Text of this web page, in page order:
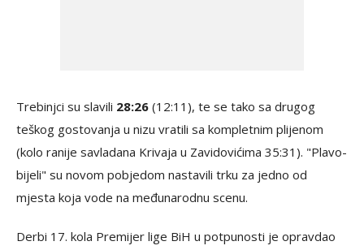
Trebinjci su slavili 28:26 (12:11), te se tako sa drugog
teškog gostovanja u nizu vratili sa kompletnim plijenom
(kolo ranije savladana Krivaja u Zavidovićima 35:31). "Plavo-
bijeli" su novom pobjedom nastavili trku za jedno od
mjesta koja vode na međunarodnu scenu.
Derbi 17. kola Premijer lige BiH u potpunosti je opravdao